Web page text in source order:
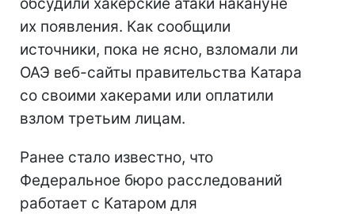
обсудили хакерские атаки накануне
их появления. Как сообщили
источники, пока не ясно, взломали ли
ОАЭ веб-сайты правительства Катара
со своими хакерами или оплатили
взлом третьим лицам.
Ранее стало известно, что
Федеральное бюро расследований
работает с Катаром для